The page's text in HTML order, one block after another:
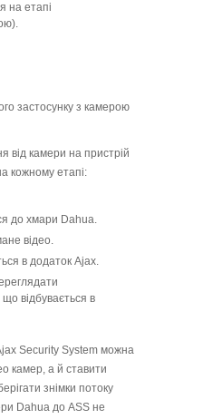
на етапі
застосунку з камерою
від камери на пристрій
кожному етапі:
до хмари Dahua.
відео.
в додаток Ajax.
відбувається в
Security System можна
камер, а й ставити
знімки потоку
Dahua до ASS не